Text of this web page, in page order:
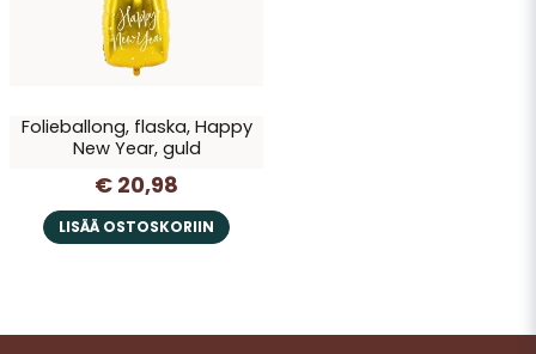
Folieballong, flaska, Happy
New Year, guld
€ 20,98
LISÄÄ OSTOSKORIIN